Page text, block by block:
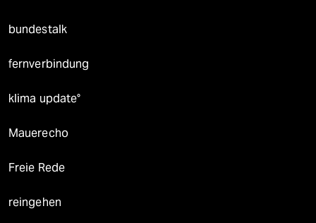
bundestalk
fernverbindung
klima update°
Mauerecho
Freie Rede
reingehen